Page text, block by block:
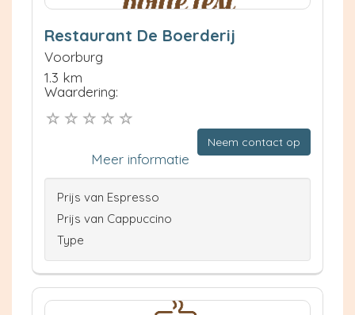
Restaurant De Boerderij
Voorburg
1.3 km
Waardering:
Neem contact op
Meer informatie
Prijs van Espresso
Prijs van Cappuccino
Type